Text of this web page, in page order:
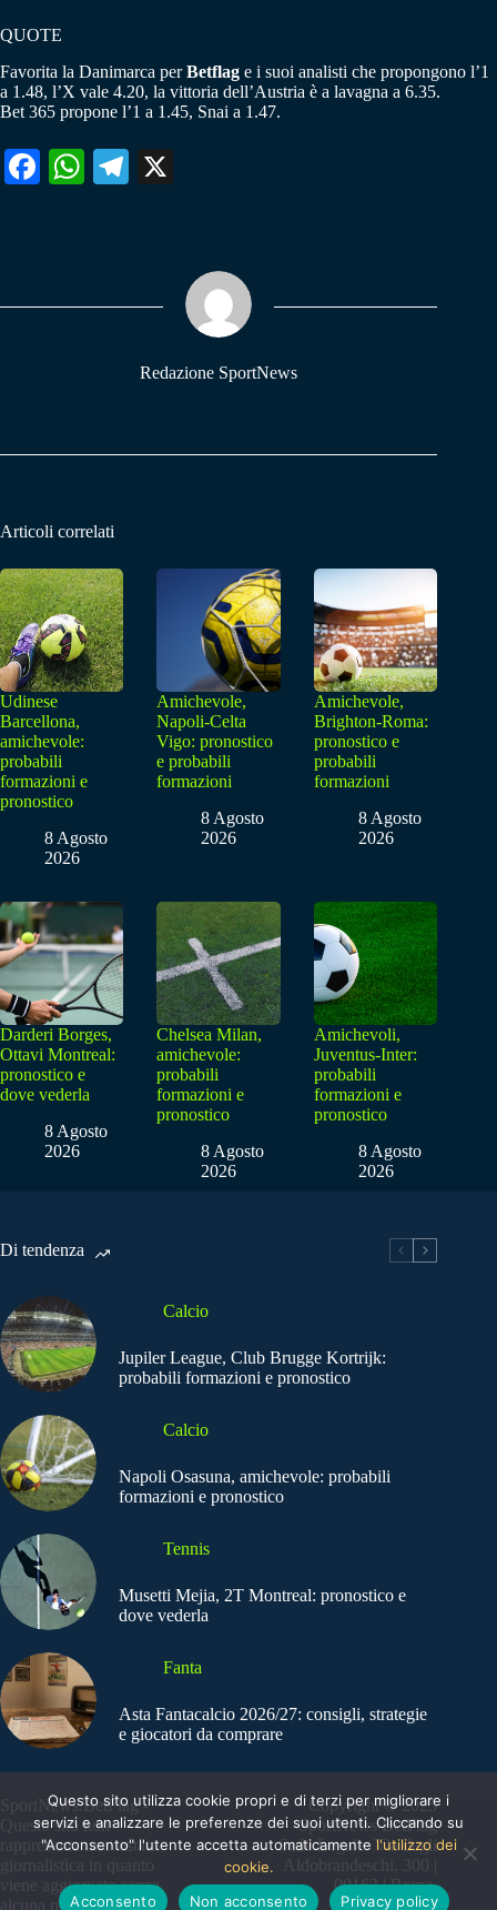
QUOTE
Favorita la Danimarca perBetflag e i suoi analisti che propongono l’1
a 1.48, l’X vale 4.20, la vittoria dell’Austria è a lavagna a 6.35.
Bet 365 propone l’1 a 1.45, Snai a 1.47.
Fa W
pp
Te
m
Redazione SportNews
Articoli correlati
Udinese
Barcellona,
amichevole:
probabili
formazioni e
pronostico
8 Agosto
2026
Amichevole,
Napoli-Celta
Vigo: pronostico
e probabili
formazioni
8 Agosto
2026
Amichevole,
Brighton-Roma:
pronostico e
probabili
formazioni
8 Agosto
2026
Darderi Borges,
Ottavi Montreal:
pronostico e
dove vederla
8 Agosto
2026
Chelsea Milan,
amichevole:
probabili
formazioni e
pronostico
8 Agosto
2026
Amichevoli,
Juventus-Inter:
probabili
formazioni e
pronostico
8 Agosto
2026
Di tendenza
Calcio
Jupiler League, Club Brugge Kortrijk:
probabili formazioni e pronostico
Calcio
Napoli Osasuna, amichevole: probabili
formazioni e pronostico
Tennis
Musetti Mejia, 2T Montreal: pronostico e
dove vederla
Fanta
Asta Fantacalcio 2026/27: consigli, strategie
e giocatori da comprare
SportNews.BetFlag -
Questo sito non
rappresenta una testata
giornalistica in quanto
viene aggiornato senza
alcuna periodicità
Copyright © 2025
SportNews BetFlag
Sede Legale: Via degli
Aldobrandeschi, 300 |
00163 | Roma
Questo sito utilizza cookie propri e di terzi per migliorare i
servizi e analizzare le preferenze dei suoi utenti. Cliccando su
"Acconsento" l'utente accetta automaticamente l'utilizzo dei
cookie.
Acconsento
Non acconsento Privacy policy